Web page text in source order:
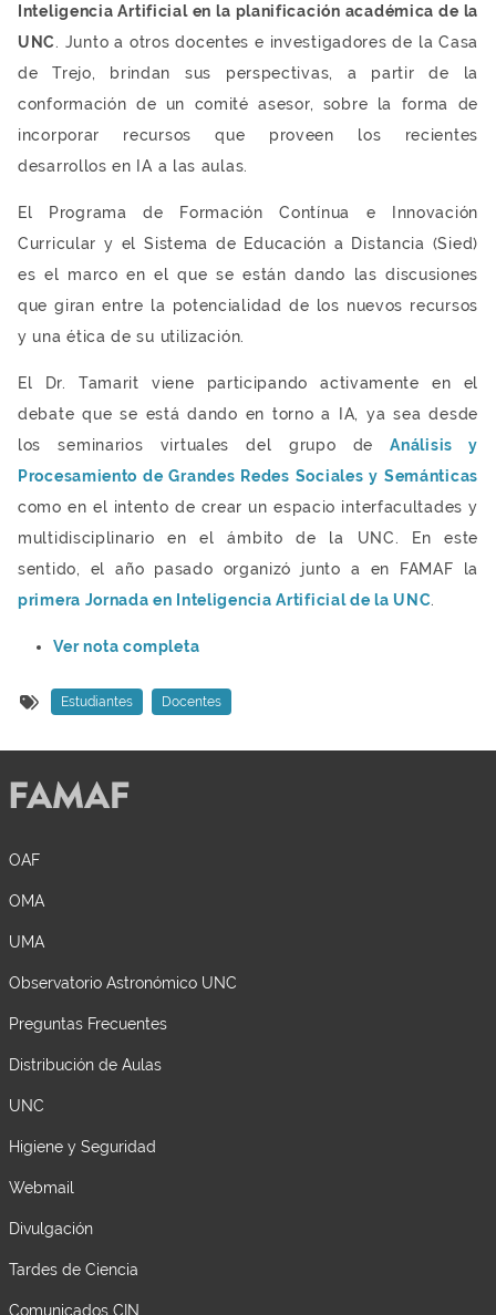
Inteligencia Artificial en la planificación académica de la
UNC. Junto a otros docentes e investigadores de la Casa
de Trejo, brindan sus perspectivas, a partir de la
conformación de un comité asesor, sobre la forma de
incorporar recursos que proveen los recientes
desarrollos en IA a las aulas.
El Programa de Formación Contínua e Innovación
Curricular y el Sistema de Educación a Distancia (Sied)
es el marco en el que se están dando las discusiones
que giran entre la potencialidad de los nuevos recursos
y una ética de su utilización.
El Dr. Tamarit viene participando activamente en el
debate que se está dando en torno a IA, ya sea desde
los seminarios virtuales del grupo deAnálisis y
Procesamiento de Grandes Redes Sociales y Semánticas
como en el intento de crear un espacio interfacultades y
multidisciplinario en el ámbito de la UNC. En este
sentido, el año pasado organizó junto a en FAMAF la
primera Jornada en Inteligencia Artificial de la UNC.
Ver nota completa
Estudiantes Docentes
OAF
OMA
UMA
Observatorio Astronómico UNC
Preguntas Frecuentes
Distribución de Aulas
UNC
Higiene y Seguridad
Webmail
Divulgación
Tardes de Ciencia
Comunicados CIN